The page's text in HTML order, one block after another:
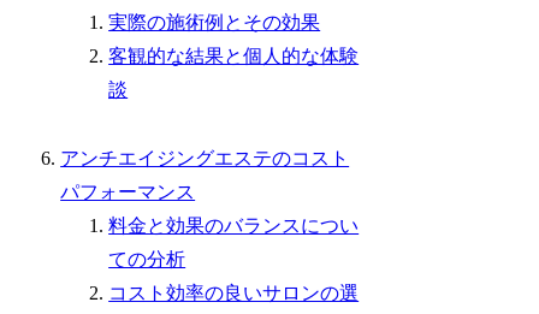
実際の施術例とその効果
客観的な結果と個人的な体験
談
アンチエイジングエステのコスト
パフォーマンス
料金と効果のバランスについ
ての分析
コスト効率の良いサロンの選